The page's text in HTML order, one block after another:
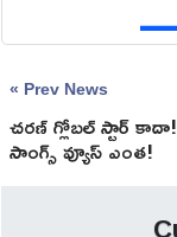
« Prev News
చరణ్ గ్లోబల్ స్టార్
సాంగ్స్ వ్యూస్ ఎంత!